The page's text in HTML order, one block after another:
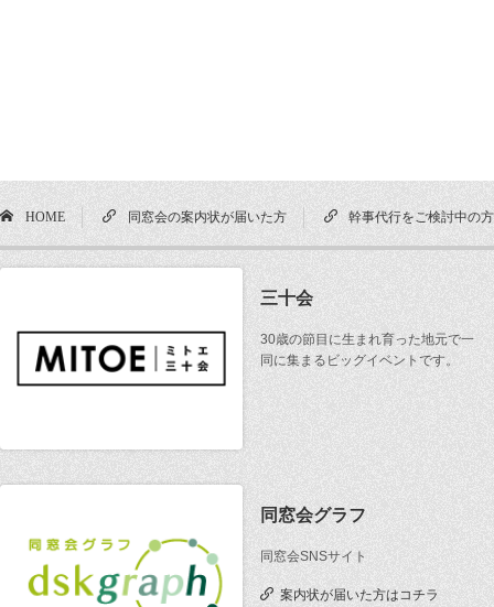
HOME 同窓会の案内状が届いた方 幹事代行をご検討中の方
三十会
30歳の節目に生まれ育った地元で一
同に集まるビッグイベントです。
同窓会グラフ
同窓会SNSサイト
案内状が届いた方はコチラ